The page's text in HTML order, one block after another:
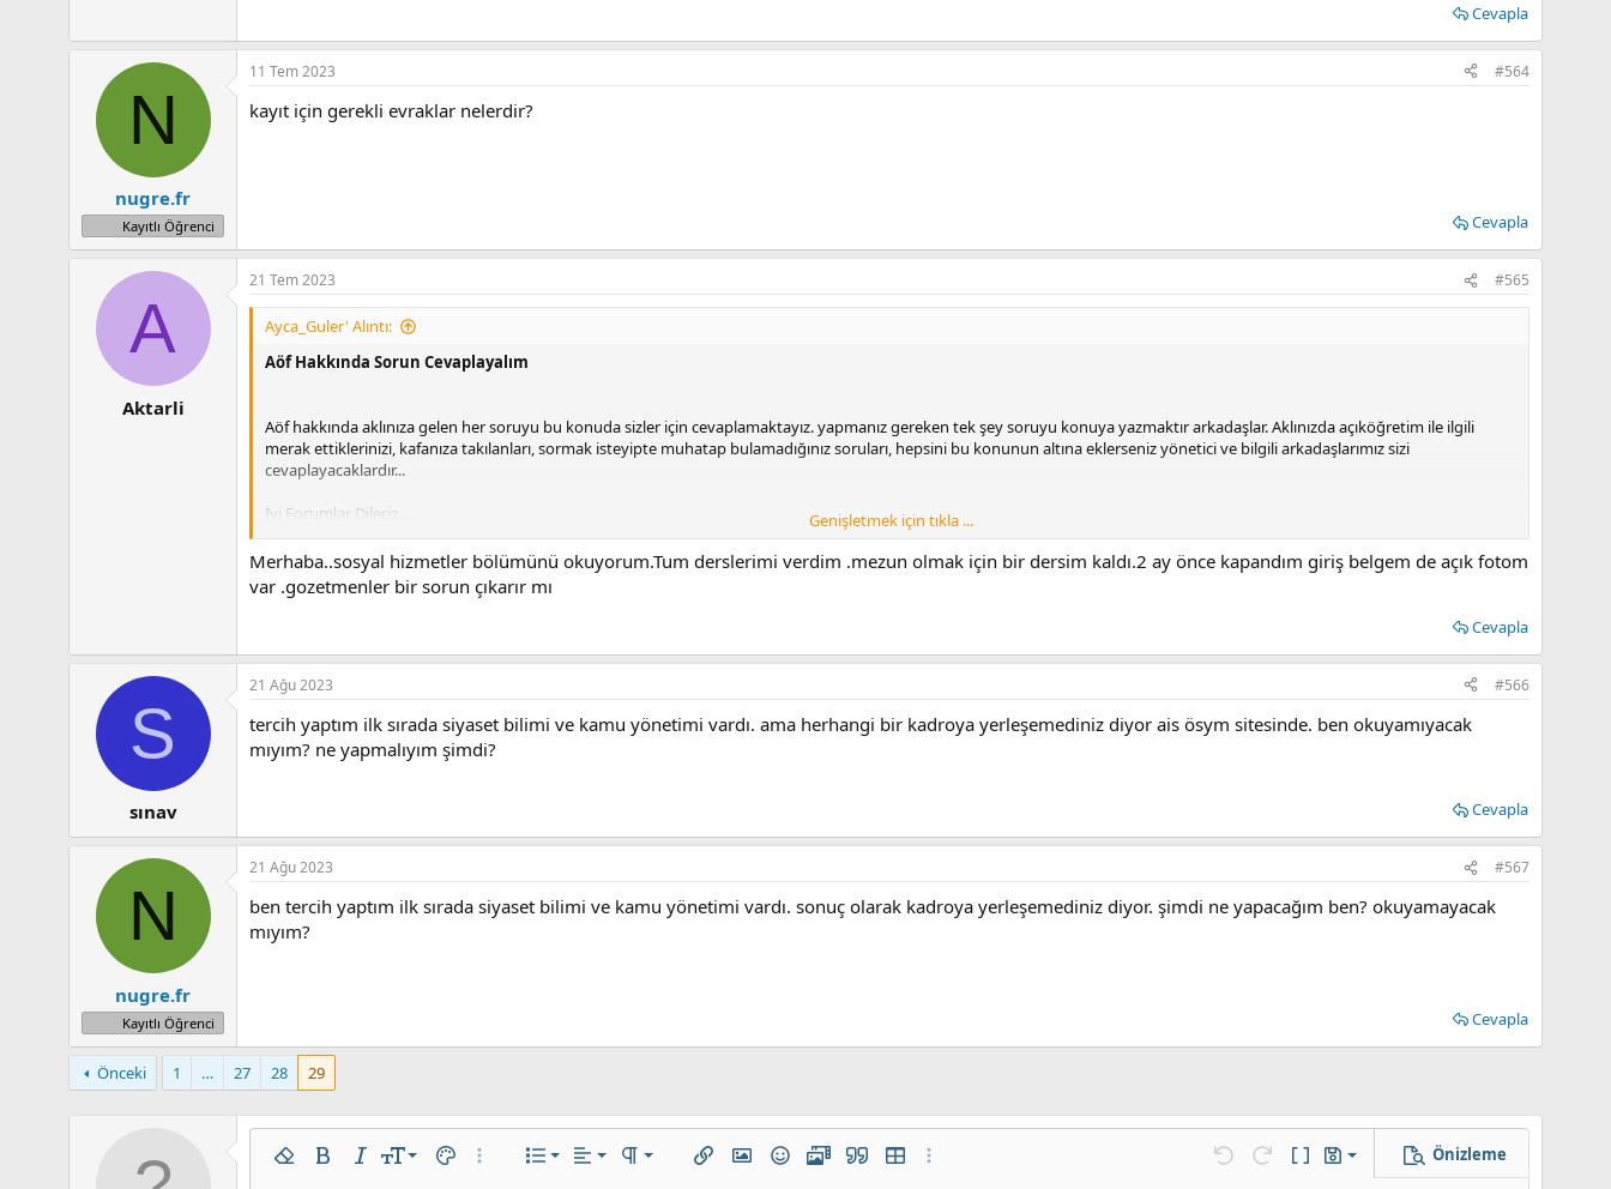
Cevapla
N
nugre.fr
Kayıtlı Öğrenci
11 Tem 2023 #564
kayıt için gerekli evraklar nelerdir?
Cevapla
A
Aktarli
21 Tem 2023 #565
Ayca_Guler' Alıntı:
Aöf Hakkında Sorun Cevaplayalım
Aöf hakkında aklınıza gelen her soruyu bu konuda sizler için cevaplamaktayız. yapmanız gereken tek şey soruyu konuya yazmaktır arkadaşlar. Aklınızda açıköğretim ile ilgili
merak ettiklerinizi, kafanıza takılanları, sormak isteyipte muhatap bulamadığınız soruları, hepsini bu konunun altına eklerseniz yönetici ve bilgili arkadaşlarımız sizi
cevaplayacaklardır...
İyi Forumlar Dileriz...
Açıköğretim Facebook sayfamıza katılmak için buraya tıklayın.
https://www.facebook.com/acikogretim.aof/
Aöf Grubumuza katılmak için buraya tıklayın.
Genişletmek için tıkla ...
Merhaba..sosyal hizmetler bölümünü okuyorum.Tum derslerimi verdim .mezun olmak için bir dersim kaldı.2 ay önce kapandım giriş belgem de açık fotom
var .gozetmenler bir sorun çıkarır mı
Cevapla
S
sınav
21 Ağu 2023 #566
tercih yaptım ilk sırada siyaset bilimi ve kamu yönetimi vardı. ama herhangi bir kadroya yerleşemediniz diyor ais ösym sitesinde. ben okuyamıyacak
mıyım? ne yapmalıyım şimdi?
Cevapla
N
nugre.fr
Kayıtlı Öğrenci
21 Ağu 2023 #567
ben tercih yaptım ilk sırada siyaset bilimi ve kamu yönetimi vardı. sonuç olarak kadroya yerleşemediniz diyor. şimdi ne yapacağım ben? okuyamayacak
mıyım?
Cevapla
Önceki 1 … 27 28 29
Biçimlendirmeyi kaldır
Kalın YatıkYazı boyutu
9
Metin rengiDaha fazla seçenek…
List
Sıralı liste
Hizalama yötemleri
Sola hizalaParagraf biçimi
Normal Bağlantı ekle
Resim ekle
İfadelerMedyaAlıntı Tablo ekleDaha fazla seçenek… Geri alileri alBB Kod aç/kapat
Taslaklar
Taslağı kaydet
Önizleme